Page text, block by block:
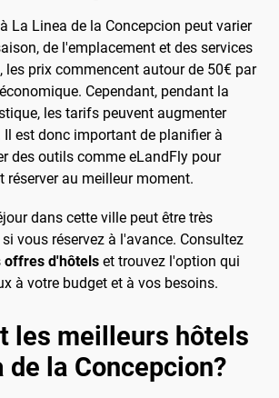
La Linea de la Concepcion peut varier
de l'emplacement et des services
les prix commencent autour de 50€ par
Cependant, pendant la
les tarifs peuvent augmenter
est donc important de planifier à
des outils comme eLandFly pour
réserver au meilleur moment.
dans cette ville peut être très
vous réservez à l'avance. Consultez
offres d'hôtels et trouvez l'option qui
à votre budget et à vos besoins.
les meilleurs hôtels
de la Concepcion?